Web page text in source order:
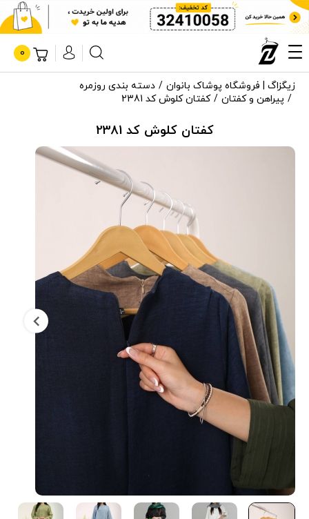
0
زیگزاگ | فروشگاه پوشاک بانوان
دسته بندی روزمره
پیراهن و کفتان
کفتان کلوش کد 2381
کفتان کلوش کد 2381